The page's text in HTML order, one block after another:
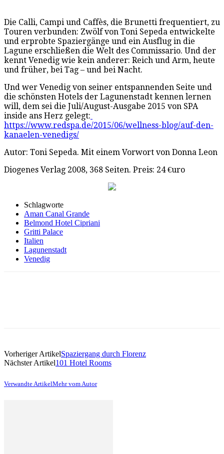
Die Calli, Campi und Caffès, die Brunetti frequentiert, zu
Touren verbunden: Zwölf von Toni Sepeda entwickelte
und erprobte Spaziergänge und ein Ausflug in die
Lagune erschließen die Welt des Commissario. Und der
kennt Venedig wie kein anderer: Reich und Arm, heute
und früher, bei Tag – und bei Nacht.
Und wer Venedig von seiner entspannenden Seite und
die schönsten Hotels der Lagunenstadt kennen lernen
will, dem sei die Juli/August-Ausgabe 2015 von SPA
inside ans Herz gelegt:
https://www.redspa.de/2015/06/wellness-blog/auf-den-
kanaelen-venedigs/
Autor: Toni Sepeda. Mit einem Vorwort von Donna Leon
Diogenes Verlag 2008, 368 Seiten. Preis: 24 €uro
Schlagworte
Aman Canal Grande
Belmond Hotel Cipriani
Gritti Palace
Italien
Lagunenstadt
Venedig
Vorheriger ArtikelSpaziergang durch Florenz
Nächster Artikel101 Hotel Rooms
Verwandte ArtikelMehr vom Autor